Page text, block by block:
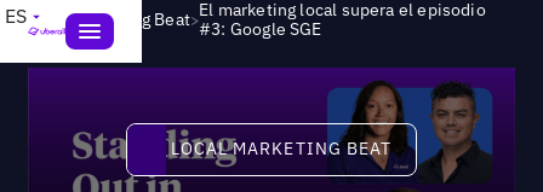
ES Local Marketing Beat>El marketing local supera el episodio
#3: Google SGE
Local Marketing Beat
LOCAL MARKETING BEAT